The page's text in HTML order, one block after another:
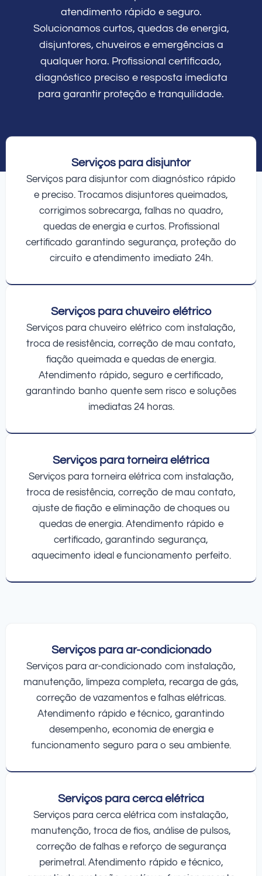
atendimento rápido e seguro.
Solucionamos curtos, quedas de energia,
disjuntores, chuveiros e emergências a
qualquer hora. Profissional certificado,
diagnóstico preciso e resposta imediata
para garantir proteção e tranquilidade.
Serviços para disjuntor
Serviços para disjuntor com diagnóstico rápido
e preciso. Trocamos disjuntores queimados,
corrigimos sobrecarga, falhas no quadro,
quedas de energia e curtos. Profissional
certificado garantindo segurança, proteção do
circuito e atendimento imediato 24h.
Serviços para chuveiro elétrico
Serviços para chuveiro elétrico com instalação,
troca de resistência, correção de mau contato,
fiação queimada e quedas de energia.
Atendimento rápido, seguro e certificado,
garantindo banho quente sem risco e soluções
imediatas 24 horas.
Serviços para torneira elétrica
Serviços para torneira elétrica com instalação,
troca de resistência, correção de mau contato,
ajuste de fiação e eliminação de choques ou
quedas de energia. Atendimento rápido e
certificado, garantindo segurança,
aquecimento ideal e funcionamento perfeito.
Serviços para ar-condicionado
Serviços para ar-condicionado com instalação,
manutenção, limpeza completa, recarga de gás,
correção de vazamentos e falhas elétricas.
Atendimento rápido e técnico, garantindo
desempenho, economia de energia e
funcionamento seguro para o seu ambiente.
Serviços para cerca elétrica
Serviços para cerca elétrica com instalação,
manutenção, troca de fios, análise de pulsos,
correção de falhas e reforço de segurança
perimetral. Atendimento rápido e técnico,